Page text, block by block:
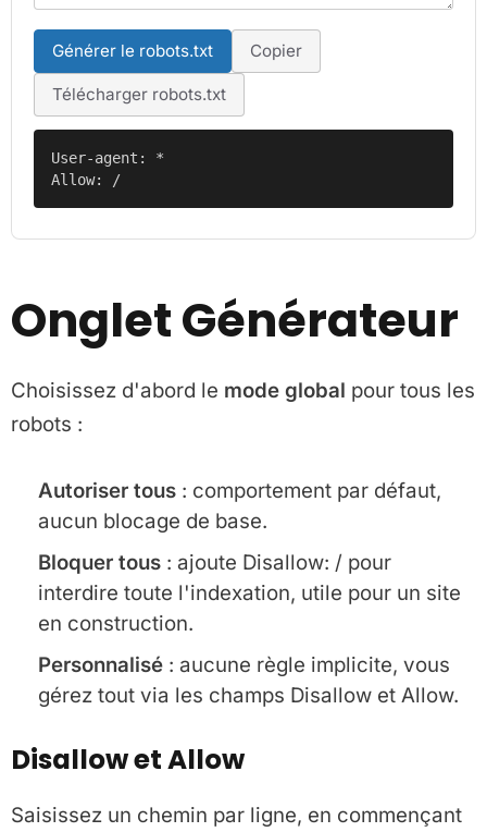
Générer le robots.txt Copier
Télécharger robots.txt
User-agent: *
Allow: /
Onglet Générateur
Choisissez d'abord le mode global pour tous les
robots :
Autoriser tous : comportement par défaut,
aucun blocage de base.
Bloquer tous : ajoute Disallow: / pour
interdire toute l'indexation, utile pour un site
en construction.
Personnalisé : aucune règle implicite, vous
gérez tout via les champs Disallow et Allow.
Disallow et Allow
Saisissez un chemin par ligne, en commençant